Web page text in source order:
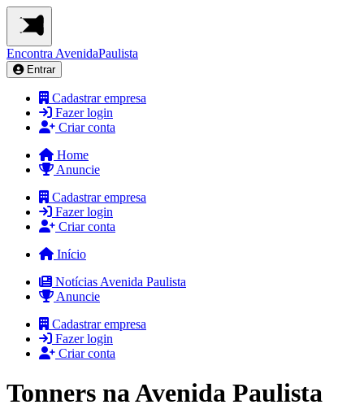
Encontra AvenidaPaulista
Entrar
Cadastrar empresa
Fazer login
Criar conta
Home
Anuncie
Cadastrar empresa
Fazer login
Criar conta
Início
Notícias Avenida Paulista
Anuncie
Cadastrar empresa
Fazer login
Criar conta
Tonners na Avenida Paulista